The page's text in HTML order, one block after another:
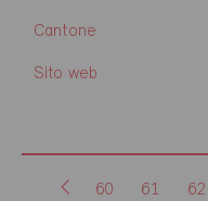
Cantone
Sito web
60 61 62